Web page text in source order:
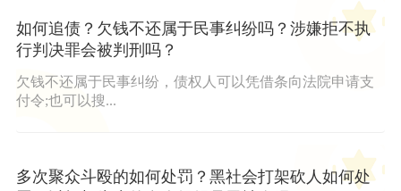
如何追债？欠钱不还属于民事纠纷吗？涉嫌拒不执
行判决罪会被判刑吗？
欠钱不还属于民事纠纷，债权人可以凭借条向法院申请支
付令;也可以搜...
多次聚众斗殴的如何处罚？黑社会打架砍人如何处